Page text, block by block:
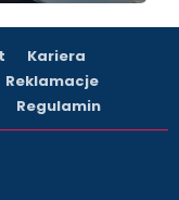
Kariera
Reklamacje
Regulamin